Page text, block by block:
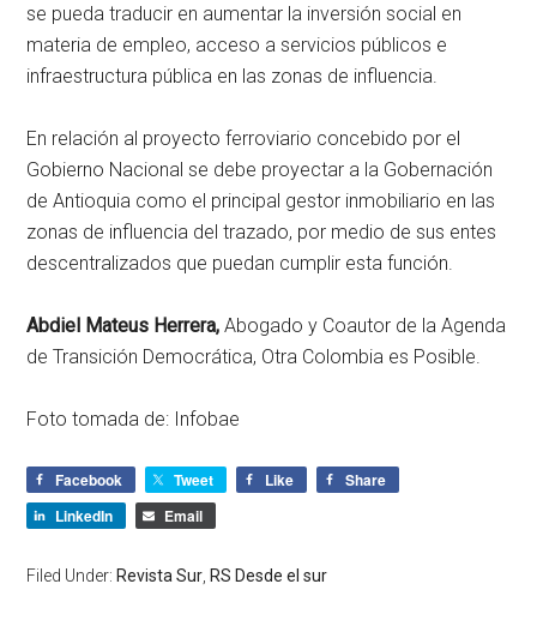
se pueda traducir en aumentar la inversión social en
materia de empleo, acceso a servicios públicos e
infraestructura pública en las zonas de influencia.
En relación al proyecto ferroviario concebido por el
Gobierno Nacional se debe proyectar a la Gobernación
de Antioquia como el principal gestor inmobiliario en las
zonas de influencia del trazado, por medio de sus entes
descentralizados que puedan cumplir esta función.
Abdiel Mateus Herrera,Abogado y Coautor de la Agenda
de Transición Democrática, Otra Colombia es Posible.
Foto tomada de: Infobae
Facebook Tweet Like
Share
LinkedIn
Email
Filed Under: Revista Sur RS Desde el sur